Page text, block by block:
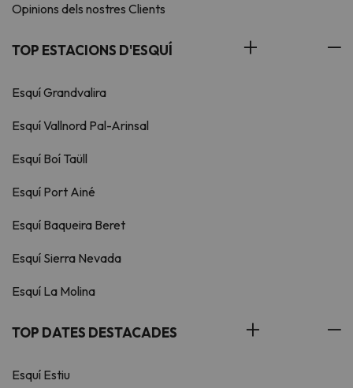
Opinions dels nostres Clients
TOP ESTACIONS D'ESQUÍ
Esquí Grandvalira
Esquí Vallnord Pal-Arinsal
Esquí Boí Taüll
Esquí Port Ainé
Esquí Baqueira Beret
Esquí Sierra Nevada
Esquí La Molina
TOP DATES DESTACADES
Esquí Estiu